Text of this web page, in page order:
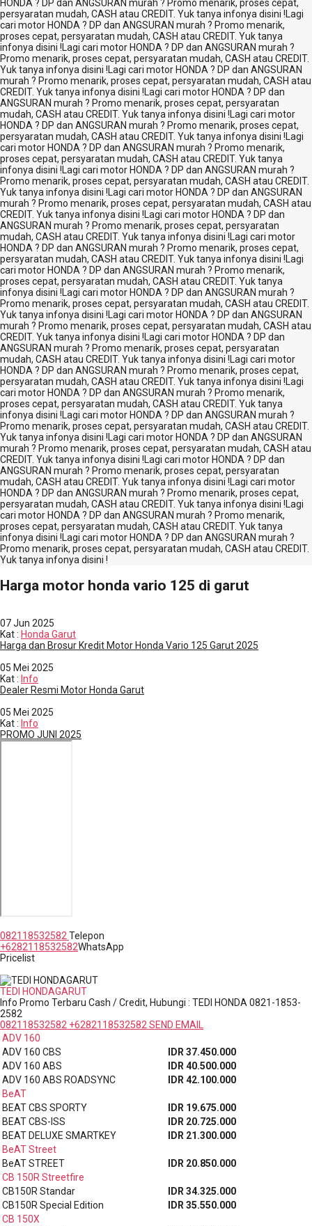
HONDA ? DP dan ANGSURAN murah ? Promo menarik, proses cepat,
persyaratan mudah, CASH atau CREDIT. Yuk tanya infonya disini ! Lagi
cari motor HONDA ? DP dan ANGSURAN murah ? Promo menarik,
proses cepat, persyaratan mudah, CASH atau CREDIT. Yuk tanya
infonya disini ! Lagi cari motor HONDA ? DP dan ANGSURAN murah ?
Promo menarik, proses cepat, persyaratan mudah, CASH atau CREDIT.
Yuk tanya infonya disini ! Lagi cari motor HONDA ? DP dan ANGSURAN
murah ? Promo menarik, proses cepat, persyaratan mudah, CASH atau
CREDIT. Yuk tanya infonya disini ! Lagi cari motor HONDA ? DP dan
ANGSURAN murah ? Promo menarik, proses cepat, persyaratan
mudah, CASH atau CREDIT. Yuk tanya infonya disini ! Lagi cari motor
HONDA ? DP dan ANGSURAN murah ? Promo menarik, proses cepat,
persyaratan mudah, CASH atau CREDIT. Yuk tanya infonya disini ! Lagi
cari motor HONDA ? DP dan ANGSURAN murah ? Promo menarik,
proses cepat, persyaratan mudah, CASH atau CREDIT. Yuk tanya
infonya disini ! Lagi cari motor HONDA ? DP dan ANGSURAN murah ?
Promo menarik, proses cepat, persyaratan mudah, CASH atau CREDIT.
Yuk tanya infonya disini ! Lagi cari motor HONDA ? DP dan ANGSURAN
murah ? Promo menarik, proses cepat, persyaratan mudah, CASH atau
CREDIT. Yuk tanya infonya disini ! Lagi cari motor HONDA ? DP dan
ANGSURAN murah ? Promo menarik, proses cepat, persyaratan
mudah, CASH atau CREDIT. Yuk tanya infonya disini ! Lagi cari motor
HONDA ? DP dan ANGSURAN murah ? Promo menarik, proses cepat,
persyaratan mudah, CASH atau CREDIT. Yuk tanya infonya disini ! Lagi
cari motor HONDA ? DP dan ANGSURAN murah ? Promo menarik,
proses cepat, persyaratan mudah, CASH atau CREDIT. Yuk tanya
infonya disini ! Lagi cari motor HONDA ? DP dan ANGSURAN murah ?
Promo menarik, proses cepat, persyaratan mudah, CASH atau CREDIT.
Yuk tanya infonya disini ! Lagi cari motor HONDA ? DP dan ANGSURAN
murah ? Promo menarik, proses cepat, persyaratan mudah, CASH atau
CREDIT. Yuk tanya infonya disini ! Lagi cari motor HONDA ? DP dan
ANGSURAN murah ? Promo menarik, proses cepat, persyaratan
mudah, CASH atau CREDIT. Yuk tanya infonya disini ! Lagi cari motor
HONDA ? DP dan ANGSURAN murah ? Promo menarik, proses cepat,
persyaratan mudah, CASH atau CREDIT. Yuk tanya infonya disini ! Lagi
cari motor HONDA ? DP dan ANGSURAN murah ? Promo menarik,
proses cepat, persyaratan mudah, CASH atau CREDIT. Yuk tanya
infonya disini ! Lagi cari motor HONDA ? DP dan ANGSURAN murah ?
Promo menarik, proses cepat, persyaratan mudah, CASH atau CREDIT.
Yuk tanya infonya disini ! Lagi cari motor HONDA ? DP dan ANGSURAN
murah ? Promo menarik, proses cepat, persyaratan mudah, CASH atau
CREDIT. Yuk tanya infonya disini ! Lagi cari motor HONDA ? DP dan
ANGSURAN murah ? Promo menarik, proses cepat, persyaratan
mudah, CASH atau CREDIT. Yuk tanya infonya disini ! Lagi cari motor
HONDA ? DP dan ANGSURAN murah ? Promo menarik, proses cepat,
persyaratan mudah, CASH atau CREDIT. Yuk tanya infonya disini ! Lagi
cari motor HONDA ? DP dan ANGSURAN murah ? Promo menarik,
proses cepat, persyaratan mudah, CASH atau CREDIT. Yuk tanya
infonya disini ! Lagi cari motor HONDA ? DP dan ANGSURAN murah ?
Promo menarik, proses cepat, persyaratan mudah, CASH atau CREDIT.
Yuk tanya infonya disini !
Harga motor honda vario 125 di garut
07Jun 2025
Kat: Honda Garut
Harga dan Brosur Kredit Motor Honda Vario 125 Garut 2025
05 Mei 2025
Kat: Info
Dealer Resmi Motor Honda Garut
05 Mei 2025
Kat: Info
PROMO JUNI 2025
082118532582 Telepon
+6282118532582WhatsApp
Pricelist
TEDI HONDAGARUT
Info Promo Terbaru Cash / Credit, Hubungi : TEDI HONDA 0821-1853-
2582
082118532582 +6282118532582 SEND EMAIL
ADV 160
ADV 160 CBS
IDR 37.450.000
ADV 160 ABS
IDR 40.500.000
ADV 160 ABS ROADSYNC
IDR 42.100.000
BeAT
BEAT CBS SPORTY
IDR 19.675.000
BEAT CBS-ISS
IDR 20.725.000
BEAT DELUXE SMARTKEY
IDR 21.300.000
BeAT Street
BeAT STREET
IDR 20.850.000
CB 150R Streetfire
CB150R Standar
IDR 34.325.000
CB150R Special Edition
IDR 35.550.000
CB 150X